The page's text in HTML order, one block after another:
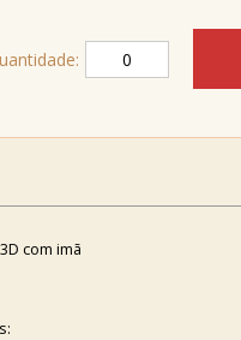
com imã